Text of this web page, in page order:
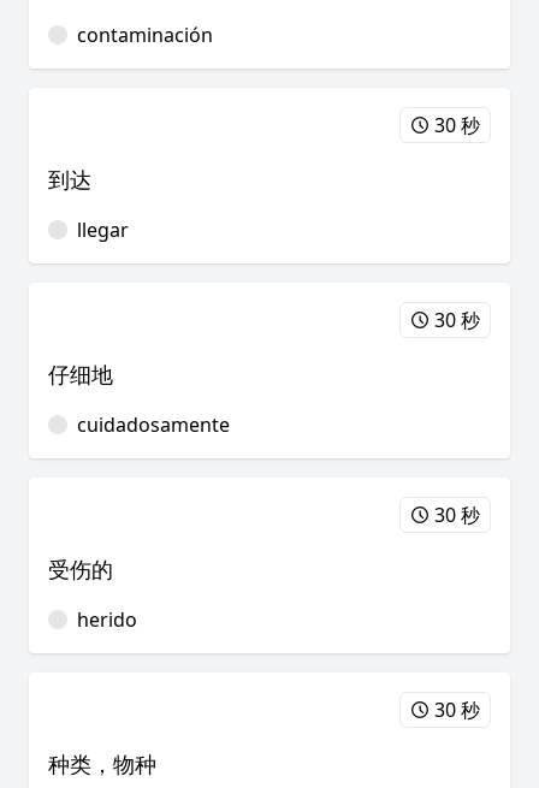
contaminación
30 秒
到达
llegar
30 秒
仔细地
cuidadosamente
30 秒
受伤的
herido
30 秒
种类，物种